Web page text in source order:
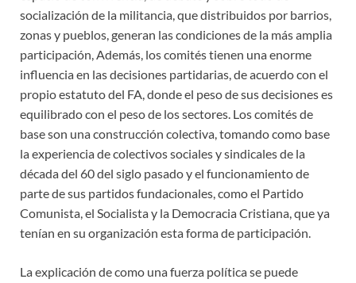
socialización de la militancia, que distribuidos por barrios,
zonas y pueblos, generan las condiciones de la más amplia
participación, Además, los comités tienen una enorme
influencia en las decisiones partidarias, de acuerdo con el
propio estatuto del FA, donde el peso de sus decisiones es
equilibrado con el peso de los sectores. Los comités de
base son una construcción colectiva, tomando como base
la experiencia de colectivos sociales y sindicales de la
década del 60 del siglo pasado y el funcionamiento de
parte de sus partidos fundacionales, como el Partido
Comunista, el Socialista y la Democracia Cristiana, que ya
tenían en su organización esta forma de participación.
La explicación de como una fuerza política se puede